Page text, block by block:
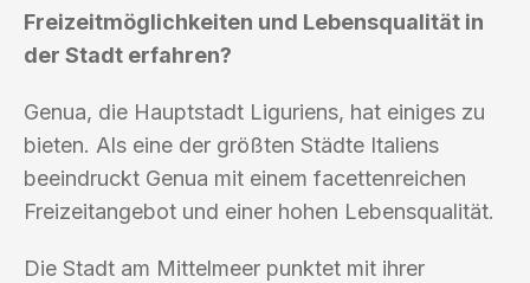
Freizeitmöglichkeiten und Lebensqualität in
der Stadt erfahren?
Genua, die Hauptstadt Liguriens, hat einiges zu
bieten. Als eine der größten Städte Italiens
beeindruckt Genua mit einem facettenreichen
Freizeitangebot und einer hohen Lebensqualität.
Die Stadt am Mittelmeer punktet mit ihrer